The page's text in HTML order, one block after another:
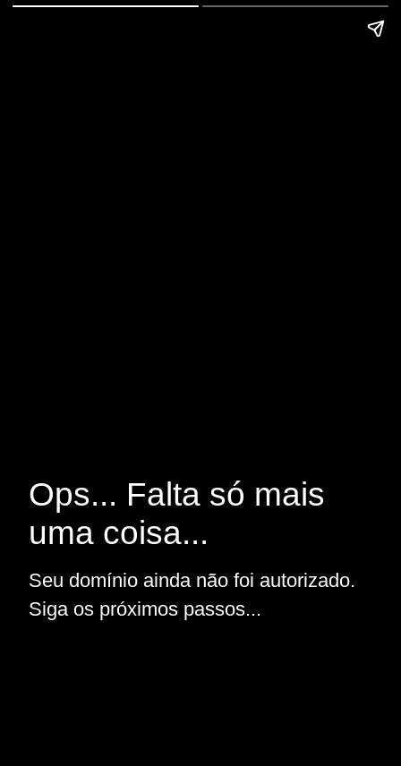
Ops... Falta só mais
uma coisa...
Seu domínio ainda não foi autorizado.
Siga os próximos passos...